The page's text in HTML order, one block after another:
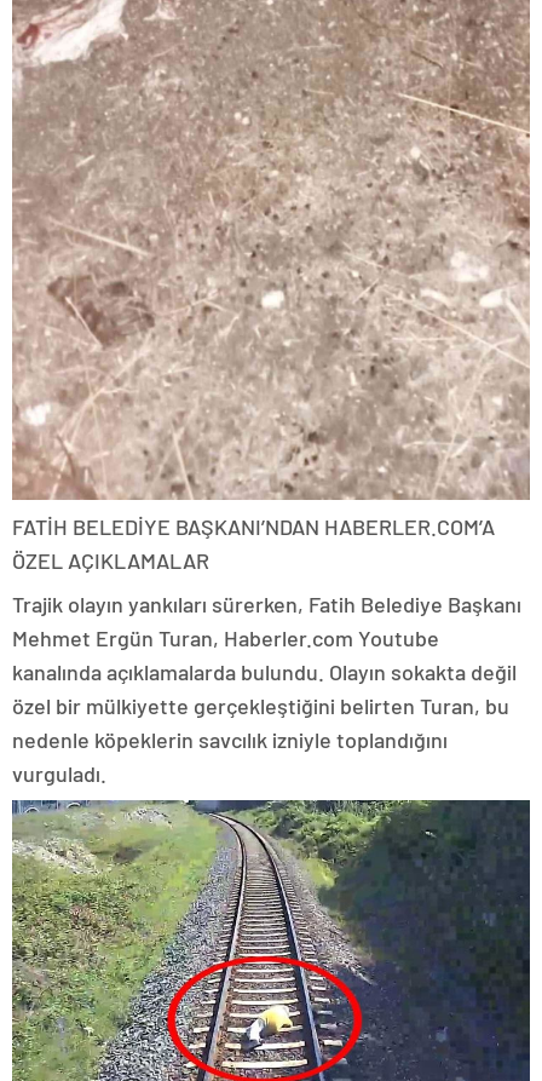
FATİH BELEDİYE BAŞKANI’NDAN HABERLER.COM’A
ÖZEL AÇIKLAMALAR
Trajik olayın yankıları sürerken, Fatih Belediye Başkanı
Mehmet Ergün Turan, Haberler.com Youtube
kanalında açıklamalarda bulundu. Olayın sokakta değil
özel bir mülkiyette gerçekleştiğini belirten Turan, bu
nedenle köpeklerin savcılık izniyle toplandığını
vurguladı.